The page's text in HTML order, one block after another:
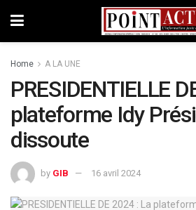
Home A LA UNE
PRESIDENTIELLE
plateforme Idy
dissoute
by GIB 16 avril 2024